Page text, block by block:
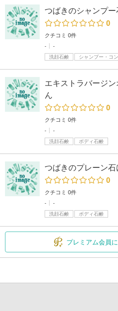
つばきのシャンプー
0
クチコミ 0件
-
-
洗顔石鹸
シャンプー・コ
エキストラバージ
ん
0
クチコミ 0件
-
-
洗顔石鹸
ボディ石鹸
つばきのプレーン石
0
クチコミ 0件
-
-
洗顔石鹸
ボディ石鹸
プレミアム会員